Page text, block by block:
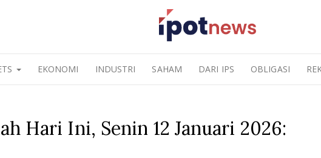
EKONOMI INDUSTRI SAHAM DARI IPS OBLIGASI
Hari Ini, Senin 12 Januari 2026: